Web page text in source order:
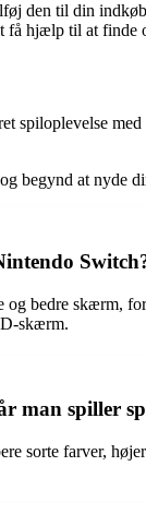
den til din
få hjælp til at
spiloplevelse
begynd at nyde
bedre skærm,
skærm.
man spiller
farver,